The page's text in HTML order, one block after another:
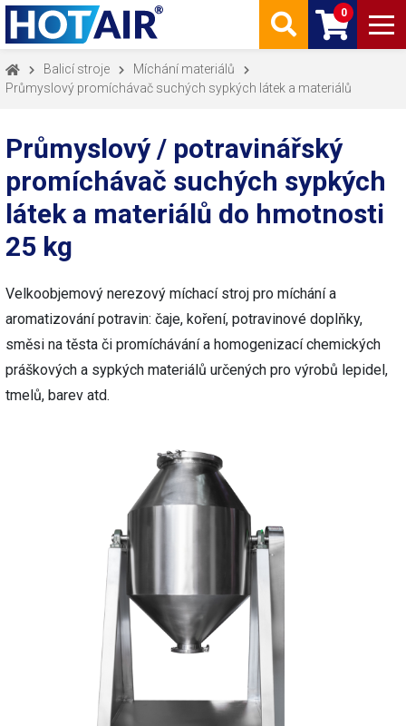
0
Balicí stroje
Míchání materiálů
Průmyslový promíchávač suchých sypkých látek a materiálů
Průmyslový / potravinářský
promíchávač suchých sypkých
látek a materiálů do hmotnosti
25 kg
Velkoobjemový nerezový míchací stroj pro míchání a
aromatizování potravin: čaje, koření, potravinové doplňky,
směsi na těsta či promíchávání a homogenizací chemických
práškových a sypkých materiálů určených pro výrobů lepidel,
tmelů, barev atd.